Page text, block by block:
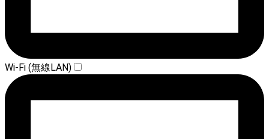
Wi-Fi (無線LAN)